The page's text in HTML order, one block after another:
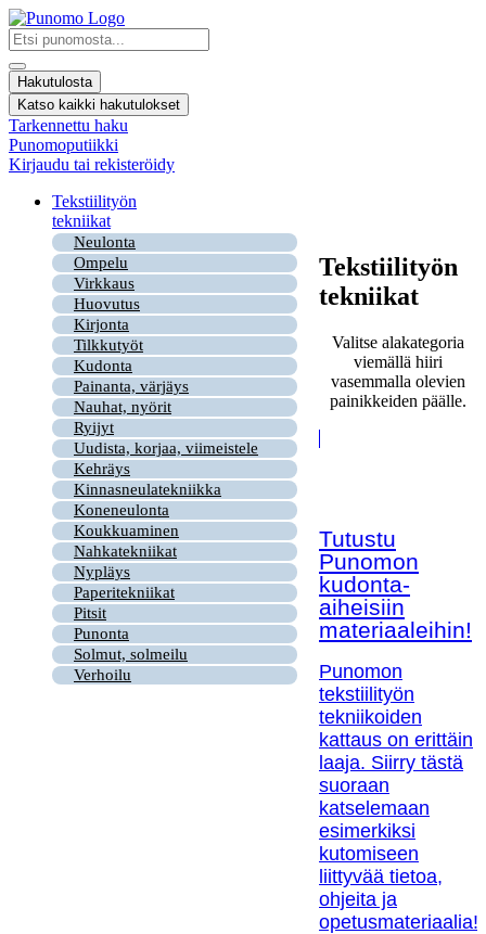
Mene
sisältöön
Search
...
Hakutulosta
Katso kaikki hakutulokset
Tarkennettu haku
Punomoputiikki
Kirjaudu tai rekisteröidy
Tekstiilityön
tekniikat
Neulonta
Ompelu
Virkkaus
Huovutus
Kirjonta
Tilkkutyöt
Kudonta
Painanta, värjäys
Nauhat, nyörit
Ryijyt
Uudista, korjaa, viimeistele
Kehräys
Kinnasneulatekniikka
Koneneulonta
Koukkuaminen
Nahkatekniikat
Nypläys
Paperitekniikat
Pitsit
Punonta
Solmut, solmeilu
Verhoilu
Tekstiilityön
tekniikat
Valitse alakategoria
viemällä hiiri
vasemmalla olevien
painikkeiden päälle.
Tutustu
Punomon
kudonta-
aiheisiin
materiaaleihin!
Punomon
tekstiilityön
tekniikoiden
kattaus on erittäin
laaja. Siirry tästä
suoraan
katselemaan
esimerkiksi
kutomiseen
liittyvää tietoa,
ohjeita ja
opetusmateriaalia!